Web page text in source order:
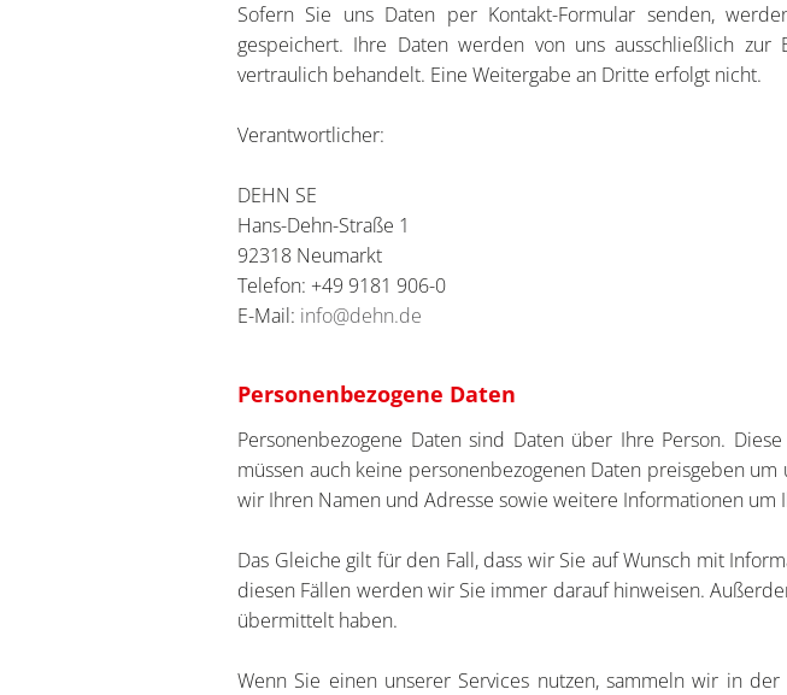
Sofern Sie uns Daten per Kontakt-Formular senden,
gespeichert. Ihre Daten werden von uns ausschließlich
vertraulich behandelt. Eine Weitergabe an Dritte erfolgt nicht.
Verantwortlicher:
DEHN SE
Hans-Dehn-Straße 1
92318 Neumarkt
Telefon: +49 9181 906-0
E-Mail: info@dehn.de
Personenbezogene Daten
Personenbezogene Daten sind Daten über Ihre Person.
müssen auch keine personenbezogenen Daten preisgeben
wir Ihren Namen und Adresse sowie weitere Informationen
Das Gleiche gilt für den Fall, dass wir Sie auf Wunsch mit
diesen Fällen werden wir Sie immer darauf hinweisen.
übermittelt haben.
Wenn Sie einen unserer Services nutzen, sammeln wir in